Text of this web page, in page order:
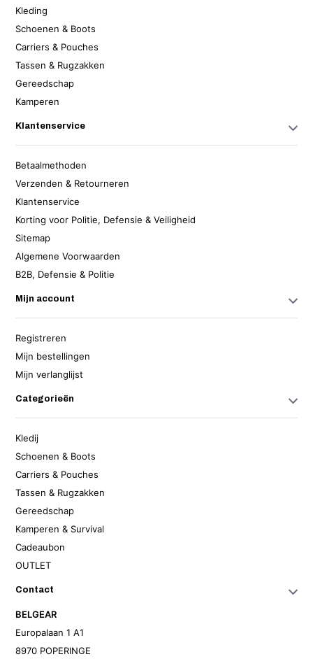
Kleding
Schoenen & Boots
Carriers & Pouches
Tassen & Rugzakken
Gereedschap
Kamperen
Klantenservice
Betaalmethoden
Verzenden & Retourneren
Klantenservice
Korting voor Politie, Defensie & Veiligheid
Sitemap
Algemene Voorwaarden
B2B, Defensie & Politie
Mijn account
Registreren
Mijn bestellingen
Mijn verlanglijst
Categorieën
Kledij
Schoenen & Boots
Carriers & Pouches
Tassen & Rugzakken
Gereedschap
Kamperen & Survival
Cadeaubon
OUTLET
Contact
BELGEAR
Europalaan 1 A1
8970 POPERINGE